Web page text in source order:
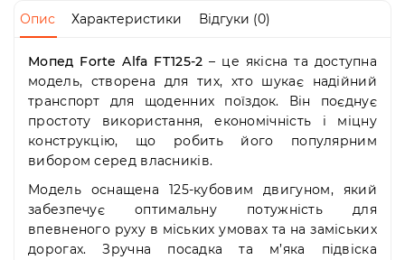
-
19:00
10:00
-
19:00
Нд
-
вихідний
Опис Характеристики Відгуки (0)
Мопед Forte Alfa FT125-2 – це якісна та доступна
модель, створена для тих, хто шукає надійний
транспорт для щоденних поїздок. Він поєднує
простоту використання, економічність і міцну
конструкцію, що робить його популярним
вибором серед власників.
Модель оснащена 125-кубовим двигуном, який
забезпечує оптимальну потужність для
впевненого руху в міських умовах та на заміських
дорогах. Зручна посадка та м’яка підвіска